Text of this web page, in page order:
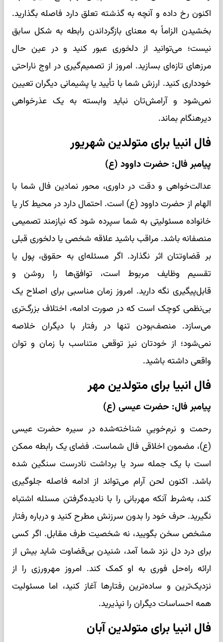
اکنون رخ داده و آنچه به گذشته تعلق دارد فاصله بگذارید.
بخشیدن الزاماً به معنای بازگرداندن رابطه به شکل سابق
نیست؛ می‌توانید از دلخوری عبور کنید و در عین حال
مرزهای تازه‌ای بسازید. امروز از تصمیم‌گیری در اوج ناراحتی
خودداری کنید. ارزش شما با تأیید یا پشیمانی دیگران تعیین
نمی‌شود و آرامش‌تان نباید وابسته به یک عذرخواهی
دیرهنگام بماند.
فال انبیا برای متولدین شهریور
پیامبر فال: حضرت داوود (ع)
عدالت‌خواهی و دقت در داوری، محور نمادین فال شما با
الهام از حضرت داوود (ع) است. احتمال دارد در محیط کار یا
خانواده مسئولیتی به شما سپرده شود که نیازمند تصمیمی
منصفانه باشد. مراقب باشید علاقه شخصی یا دلخوری قبلی
بر قضاوتتان اثر نگذارد. اگر مسئله‌ای به حقوق، پول یا
تقسیم وظایف مربوط است، توافق‌ها را روشن و
قابل‌پیگیری نگه دارید. امروز زمان مناسبی برای اصلاح یک
بی‌نظمی کوچک است که در صورت ادامه، اختلاف بزرگ‌تری
می‌سازد. منصف‌بودن تنها در رفتار با دیگران خلاصه
نمی‌شود؛ از خودتان نیز توقعی متناسب با زمان و توان
واقعی داشته باشید.
فال انبیا برای متولدین مهر
پیامبر فال: حضرت عیسی (ع)
رحمت و نرم‌خوییِ شناخته‌شده در سیره حضرت عیسی
(ع)، مضمون اخلاقی فال شماست. فضای یک رابطه ممکن
است با یک جمله سرد یا برداشت نادرست سنگین شده
باشد. اکنون لحن آرام می‌تواند از ادامه فاصله جلوگیری
کند، به‌شرط آنکه مهربانی را با نادیده‌گرفتن مسئله اشتباه
نگیرید. حرف خود را بدون سرزنش مطرح کنید و درباره رفتار
مشخص سخن بگویید، نه شخصیت طرف مقابل. اگر کسی
برای درد دل نزد شما آمد، شنیدن بی‌قضاوت شاید بیش از
ارائه راه‌حل فوری به او کمک کند. امروز مهرورزی را از
نزدیک‌ترین و ساده‌ترین رفتارها آغاز کنید، اما مسئولیت
همه احساسات دیگران را نپذیرید.
فال انبیا برای متولدین آبان